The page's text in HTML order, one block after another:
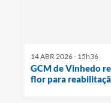
14 ABR 2026 - 15h36
GCM de Vinhedo
flor para